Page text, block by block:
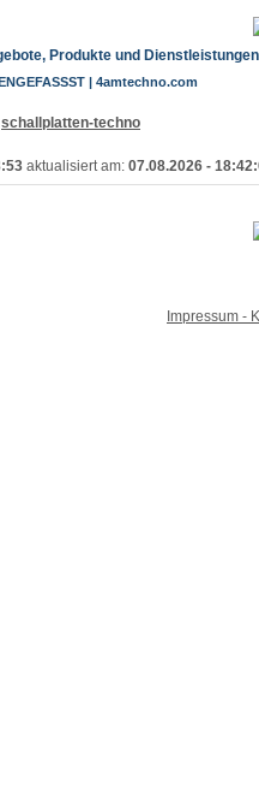
Produkte und Dienstleistungen
| 4amtechno.com
schallplatten-techno
aktualisiert am: 07.08.2026 -
Impressum -